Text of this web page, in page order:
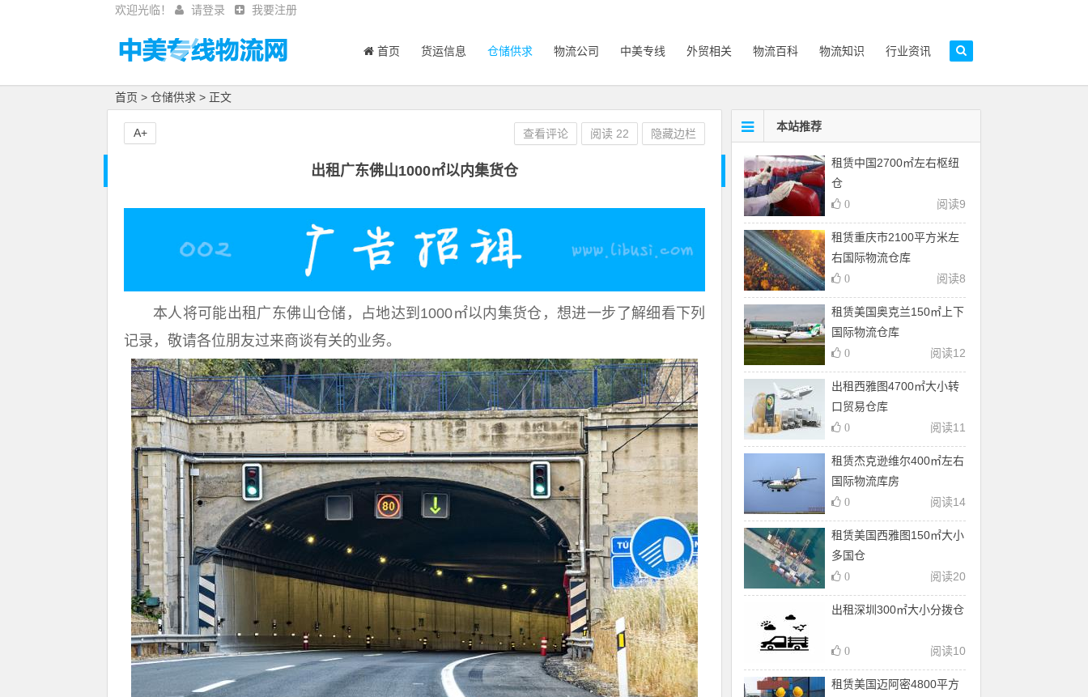
欢迎光临！ 请登录 我要注册
首页 货运信息 仓储供求 物流公司 中美专线 外贸相关 物流百科 物流知识 行业资讯
首页 > 仓储供求 > 正文
出租广东佛山1000㎡以内集货仓
本人将可能出租广东佛山仓储，占地达到1000㎡以内集货仓，想进一步了解细看下列
记录，敬请各位朋友过来商谈有关的业务。
查看评论 阅读 22 隐藏边栏
A+ 本站推荐
租赁中国2700㎡左右枢纽
仓
阅读9
0
租赁重庆市2100平方米左
右国际物流仓库
阅读8
0
租赁美国奥克兰150㎡上下
国际物流仓库
阅读12
0
出租西雅图4700㎡大小转
口贸易仓库
阅读11
0
租赁杰克逊维尔400㎡左右
国际物流库房
阅读14
0
租赁美国西雅图150㎡大小
多国仓
阅读20
0
出租深圳300㎡大小分拨仓
阅读10
0
租赁美国迈阿密4800平方